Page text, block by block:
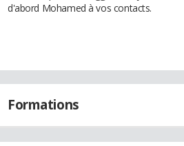
d'abord Mohamed à vos contacts.
Formations